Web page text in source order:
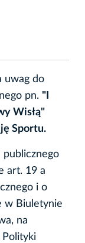
uwag do
pn. "I
Wisłą"
Sportu.
publicznego
art. 19 a
i o
w Biuletynie
na
Polityki